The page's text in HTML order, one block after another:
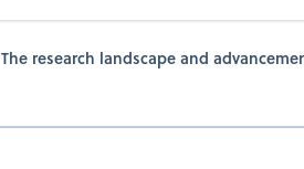
The research landscape and